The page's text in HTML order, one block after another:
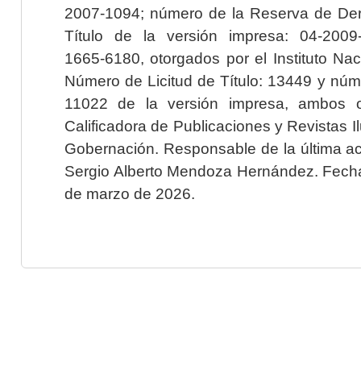
2007-1094; número de la Reserva de
Título de la versión impresa: 04-2009-
1665-6180, otorgados por el Instituto
Número de Licitud de Título: 13449 y
11022 de la versión impresa, ambos
Calificadora de Publicaciones y Revistas
Gobernación. Responsable de la última
Sergio Alberto Mendoza Hernández.
de marzo de 2026.